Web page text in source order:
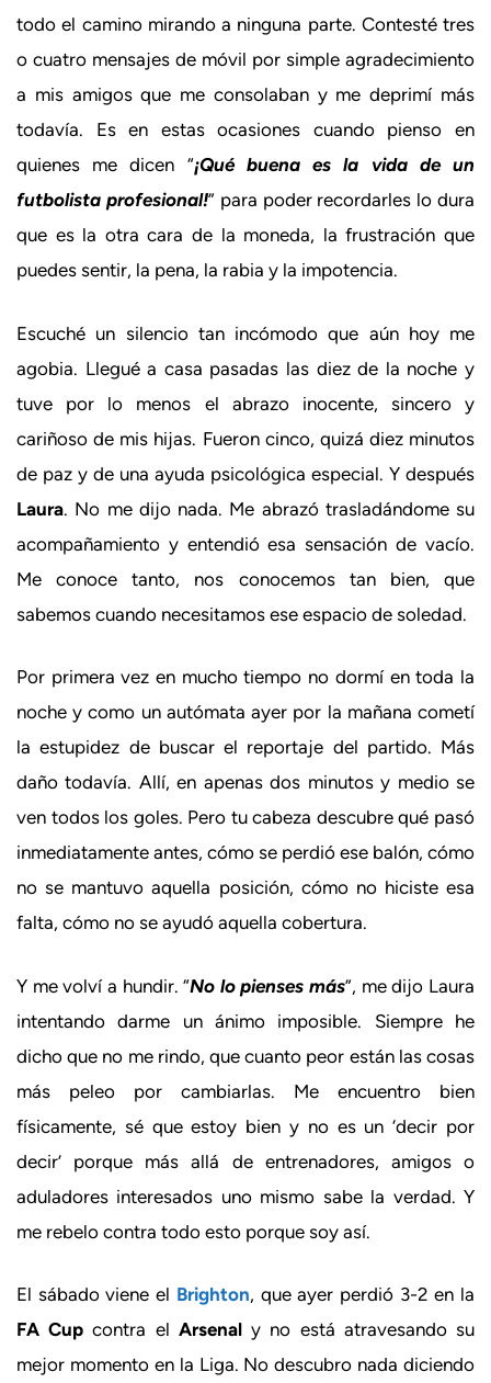
todo el camino mirando a ninguna parte. Contesté tres
o cuatro mensajes de móvil por simple agradecimiento
a mis amigos que me consolaban y me deprimí más
todavía. Es en estas ocasiones cuando pienso en
quienes me dicen “¡Qué buena es la vida de un
futbolista profesional!” para poder recordarles lo dura
que es la otra cara de la moneda, la frustración que
puedes sentir, la pena, la rabia y la impotencia.
Escuché un silencio tan incómodo que aún hoy me
agobia. Llegué a casa pasadas las diez de la noche y
tuve por lo menos el abrazo inocente, sincero y
cariñoso de mis hijas. Fueron cinco, quizá diez minutos
de paz y de una ayuda psicológica especial. Y después
Laura. No me dijo nada. Me abrazó trasladándome su
acompañamiento y entendió esa sensación de vacío.
Me conoce tanto, nos conocemos tan bien, que
sabemos cuando necesitamos ese espacio de soledad.
Por primera vez en mucho tiempo no dormí en toda la
noche y como un autómata ayer por la mañana cometí
la estupidez de buscar el reportaje del partido. Más
daño todavía. Allí, en apenas dos minutos y medio se
ven todos los goles. Pero tu cabeza descubre qué pasó
inmediatamente antes, cómo se perdió ese balón, cómo
no se mantuvo aquella posición, cómo no hiciste esa
falta, cómo no se ayudó aquella cobertura.
Y me volví a hundir. “No lo pienses más”, me dijo Laura
intentando darme un ánimo imposible. Siempre he
dicho que no me rindo, que cuanto peor están las cosas
más peleo por cambiarlas. Me encuentro bien
físicamente, sé que estoy bien y no es un ‘decir por
decir’ porque más allá de entrenadores, amigos o
aduladores interesados uno mismo sabe la verdad. Y
me rebelo contra todo esto porque soy así.
El sábado viene el Brighton, que ayer perdió 3-2 en la
FA Cup contra el Arsenaly no está atravesando su
mejor momento en la Liga. No descubro nada diciendo